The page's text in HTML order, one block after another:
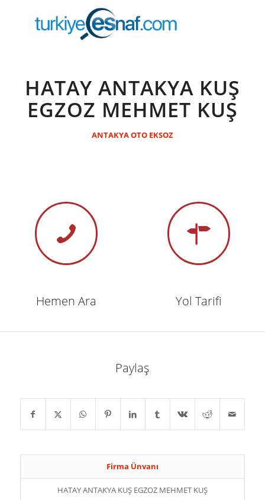
HATAY ANTAKYA KUŞ
EGZOZ MEHMET KUŞ
ANTAKYA OTO EKSOZ
Hemen Ara Yol Tarifi
Paylaş
Firma Ünvanı
HATAY ANTAKYA KUŞ EGZOZ MEHMET KUŞ